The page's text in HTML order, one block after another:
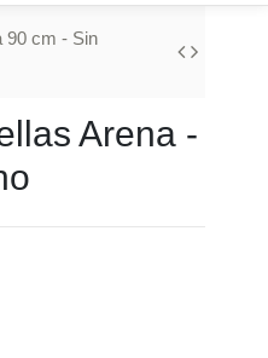
90 cm - Sin
Arena -